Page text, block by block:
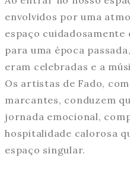
envolvidos por uma
espaço
para uma época
eram celebradas e a
Os artistas de Fado,
marcantes, conduzem
jornada emocional,
hospitalidade calorosa
espaço singular.